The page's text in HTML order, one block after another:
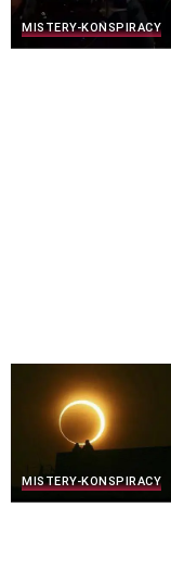
MISTERY-KONSPIRACY
MISTERY-KONSPIRACY